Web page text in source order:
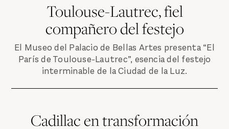
Toulouse-Lautrec, fiel
compañero del festejo
El Museo del Palacio de Bellas Artes presenta “El
París de Toulouse-Lautrec”, esencia del festejo
interminable de la Ciudad de la Luz.
Cadillac en transformación